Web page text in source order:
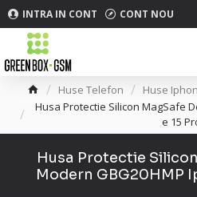
INTRA IN CONT CONT NOU
Huse Telefon Huse
Husa Protectie Silicon MagSafe
e 15
Husa Protectie
Modern GBG20HMP